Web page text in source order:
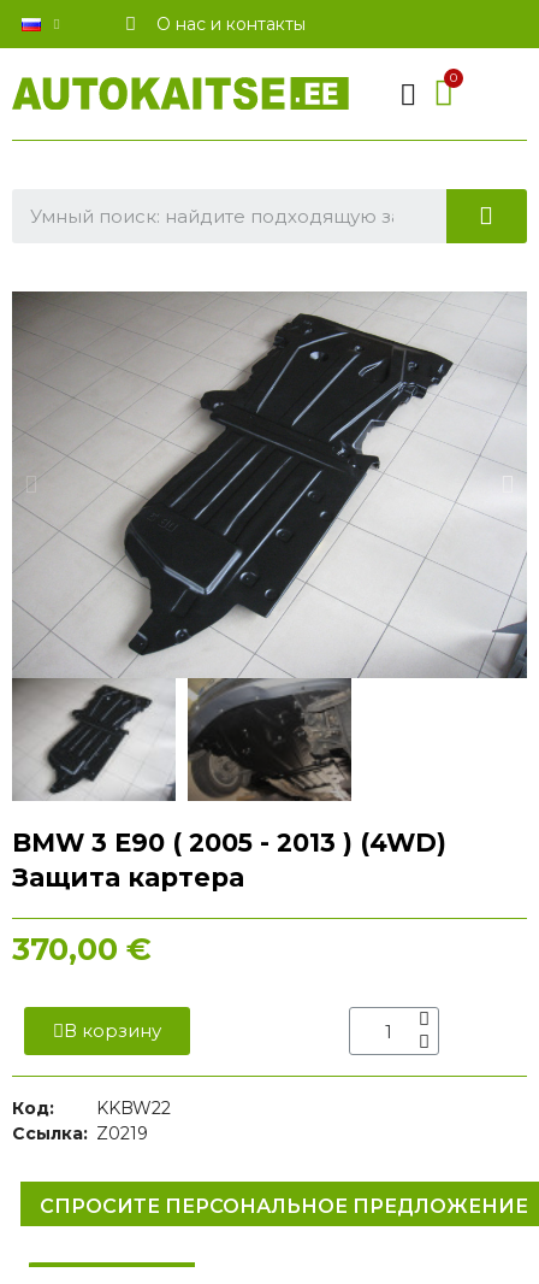
О нас и контакты
BMW 3 E90 ( 2005 - 2013 ) (4WD)
Защита картера
370,00 €
В корзину
Код:
KKBW22
Ссылка: Z0219
СПРОСИТЕ ПЕРСОНАЛЬНОЕ ПРЕДЛОЖЕНИЕ